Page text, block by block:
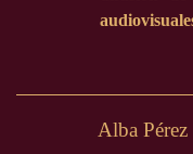
Alba Pérez